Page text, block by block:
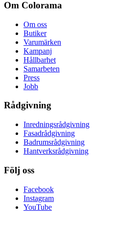
Om Colorama
Om oss
Butiker
Varumärken
Kampanj
Hållbarhet
Samarbeten
Press
Jobb
Rådgivning
Inredningsrådgivning
Fasadrådgivning
Badrumsrådgivning
Hantverksrådgivning
Följ oss
Facebook
Instagram
YouTube